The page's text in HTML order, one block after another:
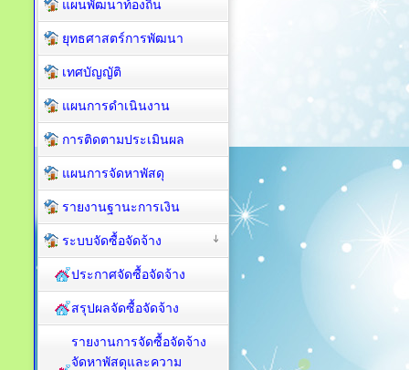
แผนพัฒนาท้องถิ่น
ยุทธศาสตร์การพัฒนา
เทศบัญญัติ
แผนการดำเนินงาน
การติดตามประเมินผล
แผนการจัดหาพัสดุ
รายงานฐานะการเงิน
ระบบจัดซื้อจัดจ้าง
ประกาศจัดซื้อจัดจ้าง
สรุปผลจัดซื้อจัดจ้าง
รายงานการจัดซื้อจัดจ้าง
จัดหาพัสดุและความ